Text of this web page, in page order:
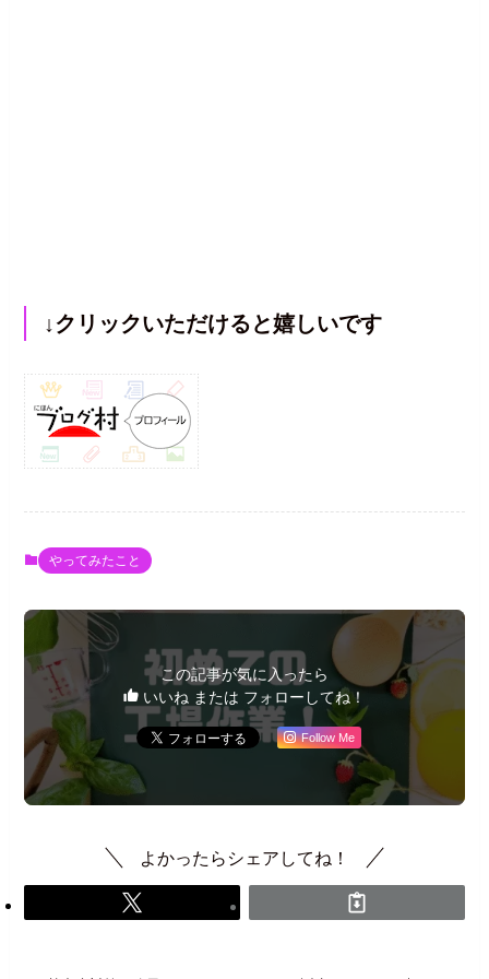
↓クリックいただけると嬉しいです
やってみたこと
この記事が気に入ったら
いいね または フォローしてね！
Follow Me
よかったらシェアしてね！